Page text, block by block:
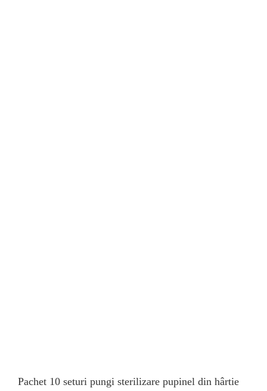
Pachet 10 seturi pungi sterilizare pupinel din hârtie